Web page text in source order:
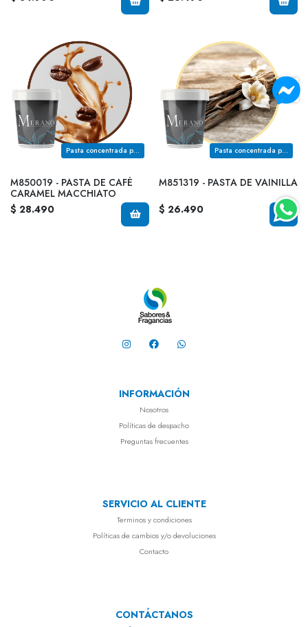
Pasta concentrada para rellenos en pastelería fina
M850019 - PASTA DE CAFÉ
CARAMEL MACCHIATO
$ 28.490
Pasta concentrada para rellenos en pastelería fina
M851319 - PASTA DE VAINILLA
$ 26.490
INFORMACIÓN
Nosotros
Políticas de despacho
Preguntas frecuentes
SERVICIO AL CLIENTE
Terminos y condiciones
Políticas de cambios y/o devoluciones
Contacto
CONTÁCTANOS